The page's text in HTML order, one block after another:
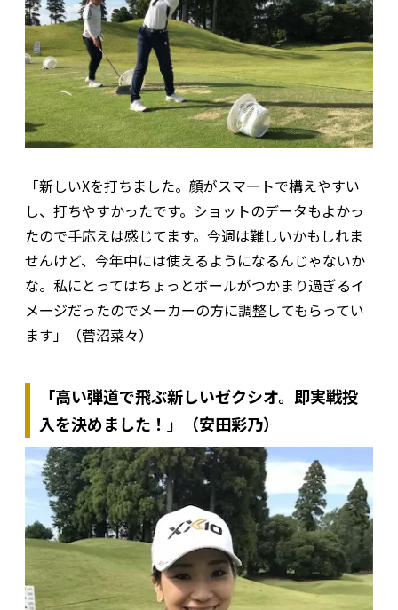
「新しいXを打ちました。顔がスマートで構えやすい
し、打ちやすかったです。ショットのデータもよかっ
たので手応えは感じてます。今週は難しいかもしれま
せんけど、今年中には使えるようになるんじゃないか
な。私にとってはちょっとボールがつかまり過ぎるイ
メージだったのでメーカーの方に調整してもらってい
ます」（菅沼菜々）
「高い弾道で飛ぶ新しいゼクシオ。即実戦投
入を決めました！」（安田彩乃）